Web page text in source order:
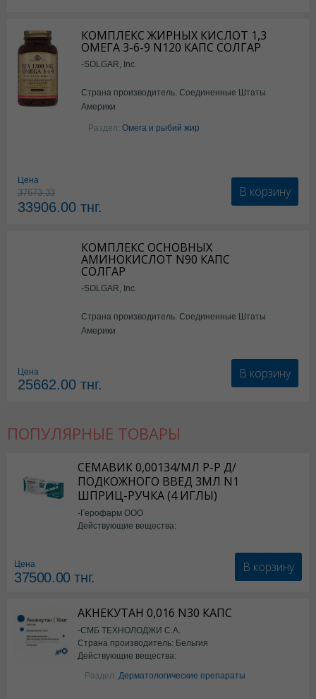
КОМПЛЕКС ЖИРНЫХ КИСЛОТ 1,3
ОМЕГА 3-6-9 N120 КАПС СОЛГАР
-SOLGAR, Inc.
Страна производитель: Соединенные Штаты
Америки
Раздел: Омега и рыбий жир
Цена
37673.33
33906.00 тнг.
В корзину
КОМПЛЕКС ОСНОВНЫХ
АМИНОКИСЛОТ N90 КАПС
СОЛГАР
-SOLGAR, Inc.
Страна производитель: Соединенные Штаты
Америки
Цена
25662.00 тнг.
В корзину
ПОПУЛЯРНЫЕ ТОВАРЫ
СЕМАВИК 0,00134/МЛ Р-Р Д/
ПОДКОЖНОГО ВВЕД 3МЛ N1
ШПРИЦ-РУЧКА (4 ИГЛЫ)
-Герофарм ООО
Действующие вещества:
Цена
37500.00тнг.
В корзину
АКНЕКУТАН 0,016 N30 КАПС
-СМБ ТЕХНОЛОДЖИ С.А.
Страна производитель: Бельгия
Действующие вещества:
Изотретиноин
Раздел: Дерматологические препараты